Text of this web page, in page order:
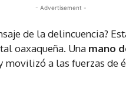
- Advertisement -
de la delincuencia?
oaxaqueña. Una mano
a las fuerzas de